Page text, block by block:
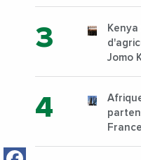
Kenya
Jomo
sur